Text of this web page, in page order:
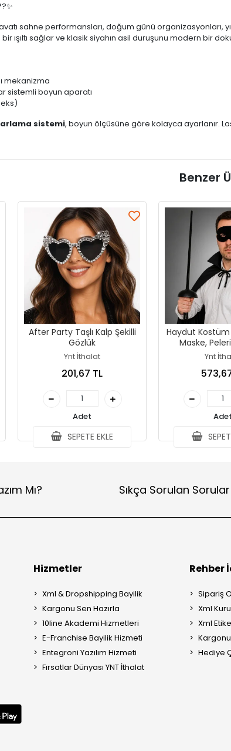
sahne performansları, doğum günü
bir ışıltı sağlar ve klasik siyahın asil duruşunu modern bir
mekanizma
sistemli boyun aparatı
sistemi, boyun ölçüsüne göre kolayca ayarlanır.
Benzer
After Party Taşlı Kalp Şekilli
Gözlük
Ynt İthalat
201,67 TL
Adet
SEPETE EKLE
Haydut
Maske,
Ynt
Adet
Mı? Sıkça Sorulan Sorular
Hizmetler
Xml & Dropshipping Bayilik
Kargonu Sen Hazırla
10line Akademi Hizmetleri
E-Franchise Bayilik Hizmeti
Entegroni Yazılım Hizmeti
Fırsatlar Dünyası YNT İthalat
Rehber
Sipariş
Xml
Xml
Hediye